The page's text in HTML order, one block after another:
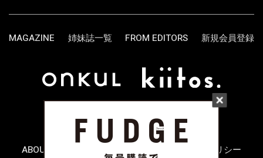
MAGAZINE 姉妹誌一覧 FROM EDITORS 新規会員登録
ABOUT US プライバシーポリシー